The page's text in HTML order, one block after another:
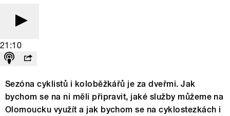
21:10
Sezóna cyklistů i koloběžkářů je za dveřmi. Jak
bychom se na ni měli připravit, jaké služby můžeme na
Olomoucku využít a jak bychom se na cyklostezkách i